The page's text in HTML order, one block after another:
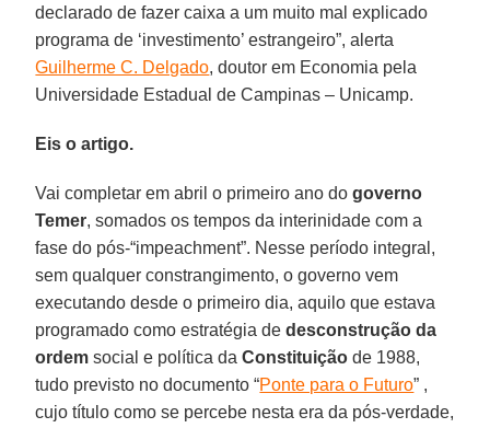
declarado de fazer caixa a um muito mal explicado
programa de ‘investimento’ estrangeiro”, alerta
Guilherme C. Delgado, doutor em Economia pela
Universidade Estadual de Campinas – Unicamp.
Eis o artigo.
Vai completar em abril o primeiro ano dogoverno
Temer, somados os tempos da interinidade com a
fase do pós-“impeachment”. Nesse período integral,
sem qualquer constrangimento, o governo vem
executando desde o primeiro dia, aquilo que estava
programado como estratégia dedesconstrução da
ordem social e política daConstituição de 1988,
tudo previsto no documento “Ponte para o Futuro” ,
cujo título como se percebe nesta era da pós-verdade,